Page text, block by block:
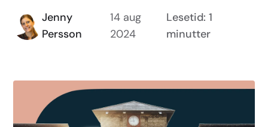
Jenny
Persson
14 aug
2024
Lesetid: 1
minutter